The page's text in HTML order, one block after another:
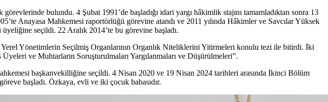
bulundu. 4 Şubat 1991’de başladığı idari yargı hâkimlik stajını tamamladıktan sonra 13
Anayasa Mahkemesi raportörlüğü görevine atandı ve 2011 yılında Hâkimler ve Savcılar Yüksek
seçildi. 22 Aralık 2014’te bu görevine başladı.
Yönetimlerin Seçilmiş Organlarının Organlık Niteliklerini Yitirmeleri konulu tezi ile bitirdi. İki
ve Muhtarların Soruşturulmaları Yargılanmaları ve Düşürülmeleri”.
başkanvekilliğine seçildi. 4 Nisan 2020 ve 19 Nisan 2024 tarihleri arasında İkinci Bölüm
başladı. Özkaya, evli ve iki çocuk babasıdır.